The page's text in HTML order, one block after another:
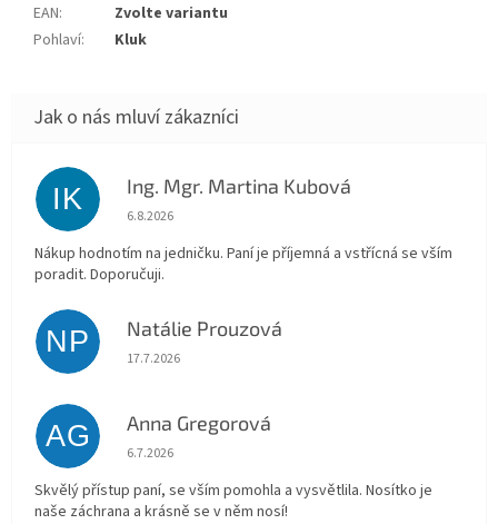
EAN:
Zvolte variantu
Pohlaví: Kluk
IK Ing. Mgr. Martina Kubová
Hodnocení obchodu je 5 z 5 hvězdiček.
6.8.2026
Nákup hodnotím na jedničku. Paní je příjemná a vstřícná se vším
poradit. Doporučuji.
NP Natálie Prouzová
Hodnocení obchodu je 5 z 5 hvězdiček.
17.7.2026
AG Anna Gregorová
Hodnocení obchodu je 5 z 5 hvězdiček.
6.7.2026
Skvělý přístup paní, se vším pomohla a vysvětlila. Nosítko je
naše záchrana a krásně se v něm nosí!